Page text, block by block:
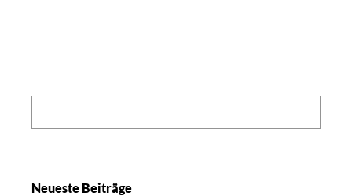
Neueste Beiträge